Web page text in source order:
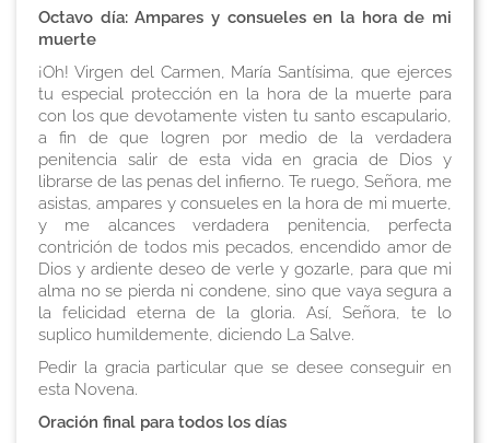
Octavo día: Ampares y consueles en la hora de mi
muerte
¡Oh! Virgen del Carmen, María Santísima, que ejerces
tu especial protección en la hora de la muerte para
con los que devotamente visten tu santo escapulario,
a fin de que logren por medio de la verdadera
penitencia salir de esta vida en gracia de Dios y
librarse de las penas del infierno. Te ruego, Señora, me
asistas, ampares y consueles en la hora de mi muerte,
y me alcances verdadera penitencia, perfecta
contrición de todos mis pecados, encendido amor de
Dios y ardiente deseo de verle y gozarle, para que mi
alma no se pierda ni condene, sino que vaya segura a
la felicidad eterna de la gloria. Así, Señora, te lo
suplico humildemente, diciendo La Salve.
Pedir la gracia particular que se desee conseguir en
esta Novena.
Oración final para todos los días